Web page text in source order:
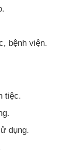
bệnh viện.
tiệc.
dụng.